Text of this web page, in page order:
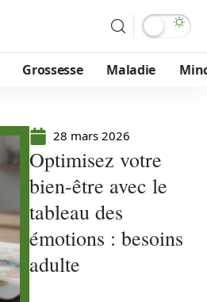
Grossesse Maladie
28 mars 2026
Optimisez votre
bien-être avec le
tableau des
émotions : besoins
adulte